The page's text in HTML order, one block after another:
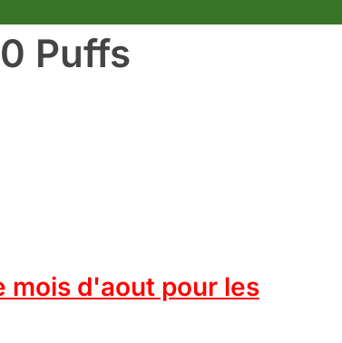
Puffs
mois d'aout pour les